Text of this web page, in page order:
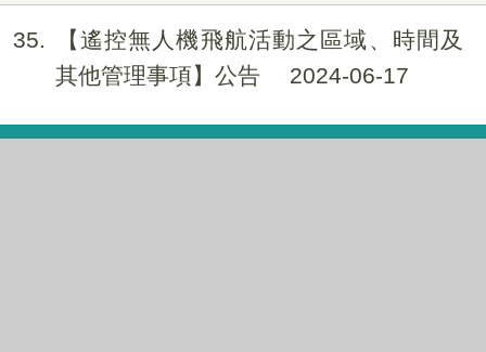
35
【遙控無人機飛航活動之區域、時間及
其他管理事項】公告
2024-06-17